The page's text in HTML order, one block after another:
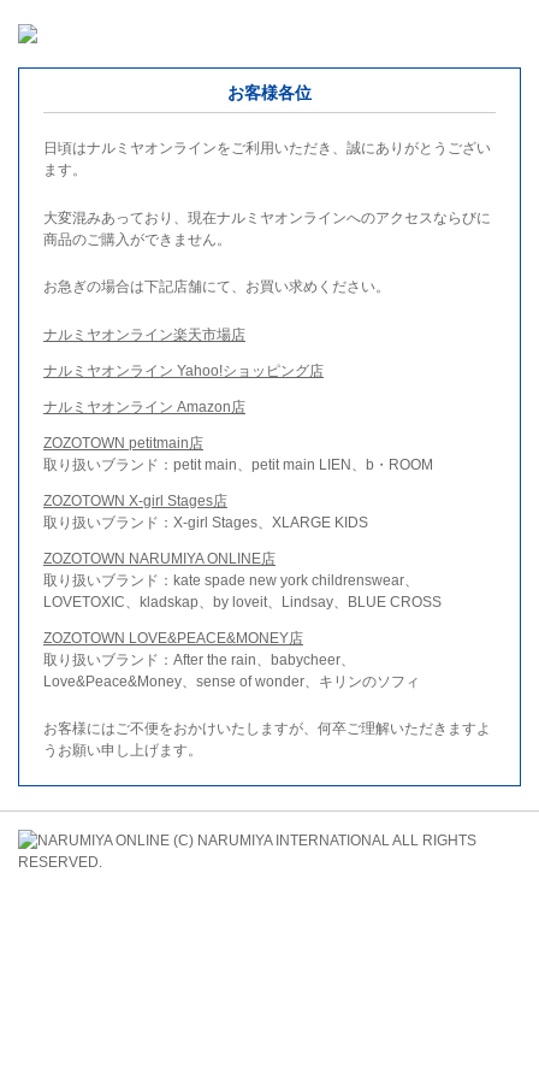
お客様各位
日頃はナルミヤオンラインをご利用いただき、誠にありがとうござい
ます。
大変混みあっており、現在ナルミヤオンラインへのアクセスならびに
商品のご購入ができません。
お急ぎの場合は下記店舗にて、お買い求めください。
ナルミヤオンライン楽天市場店
ナルミヤオンライン Yahoo!ショッピング店
ナルミヤオンライン Amazon店
ZOZOTOWN petitmain店
取り扱いブランド：petit main、petit main LIEN、b・ROOM
ZOZOTOWN X-girl Stages店
取り扱いブランド：X-girl Stages、XLARGE KIDS
ZOZOTOWN NARUMIYA ONLINE店
取り扱いブランド：kate spade new york childrenswear、
LOVETOXIC、kladskap、by loveit、Lindsay、BLUE CROSS
ZOZOTOWN LOVE&PEACE&MONEY店
取り扱いブランド：After the rain、babycheer、
Love&Peace&Money、sense of wonder、キリンのソフィ
お客様にはご不便をおかけいたしますが、何卒ご理解いただきますよ
うお願い申し上げます。